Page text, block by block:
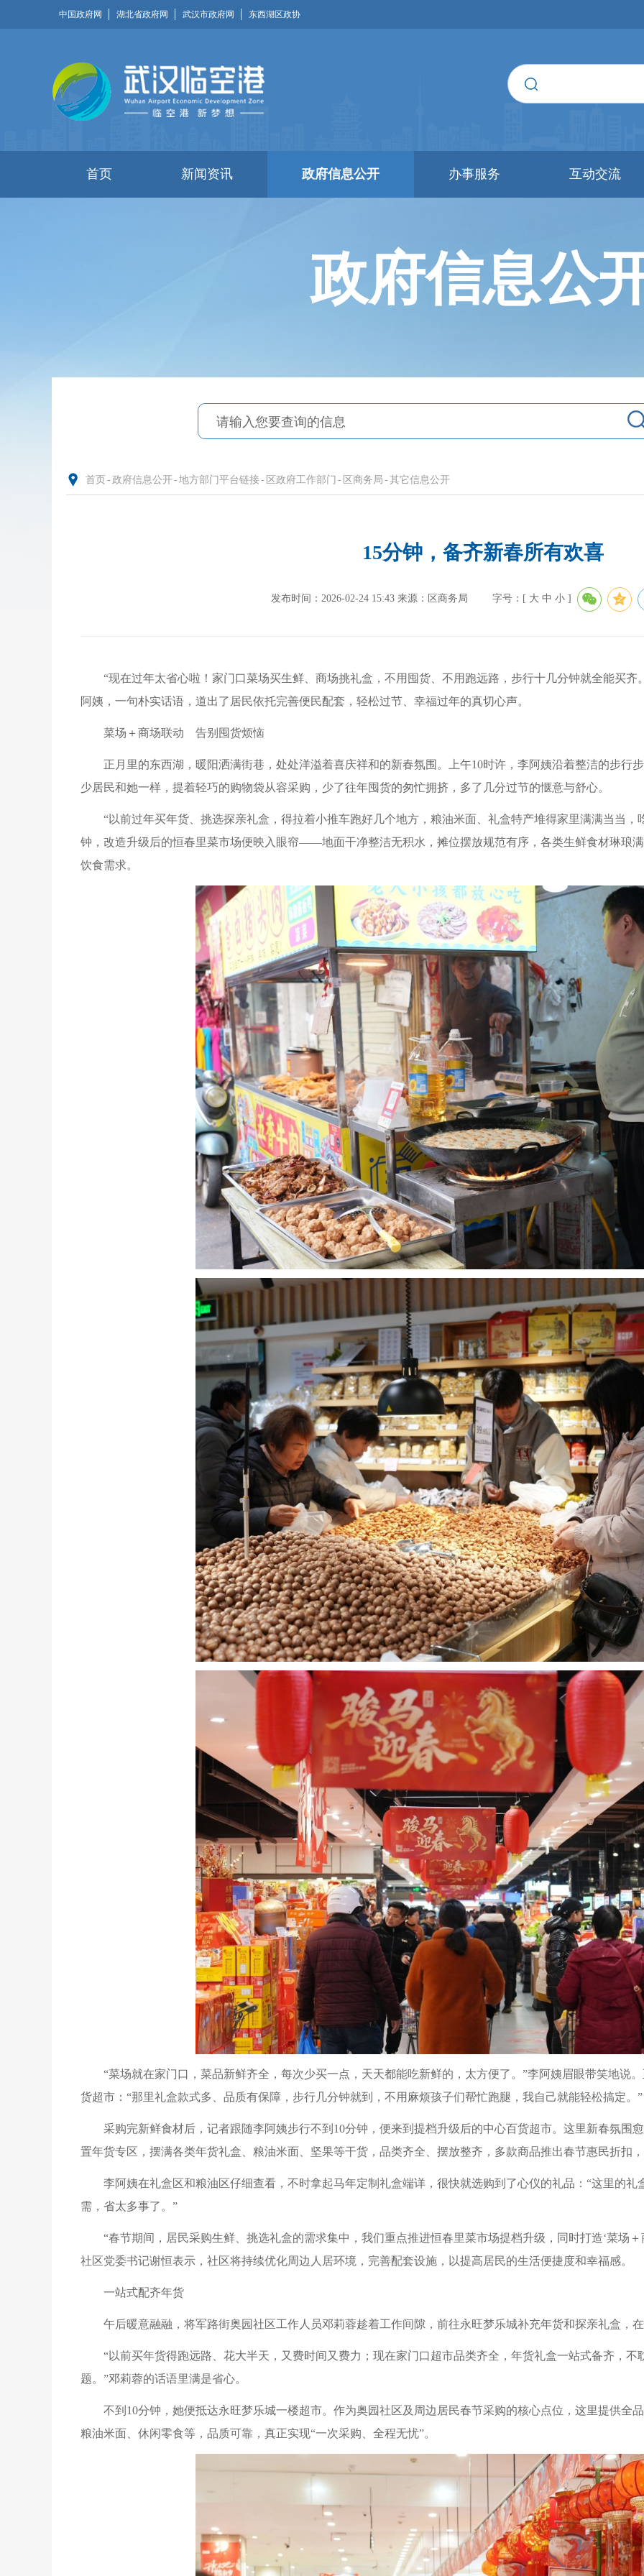
中国政府网 湖北省政府网 武汉市政府网 东西湖区政协
首页 新闻资讯 政府信息公开 办事服务 互动交流
政府信息公
首页 - 政府信息公开- 地方部门平台链接- 区政府工作部门 - 区商务局 - 其它信息公开
15分钟，备齐新春所有欢喜
发布时间：2026-02-24 15:43 来源：区商务局 字号：[ 大 中 小 ]
“现在过年太省心啦！家门口菜场买生鲜、商场挑礼盒，不用囤货、不用跑远路，步行十几分钟就全能买
阿姨，一句朴实话语，道出了居民依托完善便民配套，轻松过节、幸福过年的真切心声。
菜场＋商场联动 告别囤货烦恼
正月里的东西湖，暖阳洒满街巷，处处洋溢着喜庆祥和的新春氛围。上午10时许，李阿姨沿着整洁的步行
少居民和她一样，提着轻巧的购物袋从容采购，少了往年囤货的匆忙拥挤，多了几分过节的惬意与舒心。
“以前过年买年货、挑选探亲礼盒，得拉着小推车跑好几个地方，粮油米面、礼盒特产堆得家里满满当当
钟，改造升级后的恒春里菜市场便映入眼帘——地面干净整洁无积水，摊位摆放规范有序，各类生鲜食材琳琅
饮食需求。
“菜场就在家门口，菜品新鲜齐全，每次少买一点，天天都能吃新鲜的，太方便了。”李阿姨眉眼带笑地说
货超市：“那里礼盒款式多、品质有保障，步行几分钟就到，不用麻烦孩子们帮忙跑腿，我自己就能轻松搞定。”
采购完新鲜食材后，记者跟随李阿姨步行不到10分钟，便来到提档升级后的中心百货超市。这里新春氛围
置年货专区，摆满各类年货礼盒、粮油米面、坚果等干货，品类齐全、摆放整齐，多款商品推出春节惠民折扣
李阿姨在礼盒区和粮油区仔细查看，不时拿起马年定制礼盒端详，很快就选购到了心仪的礼品：“这里的
需，省太多事了。”
“春节期间，居民采购生鲜、挑选礼盒的需求集中，我们重点推进恒春里菜市场提档升级，同时打造‘菜场
社区党委书记谢恒表示，社区将持续优化周边人居环境，完善配套设施，以提高居民的生活便捷度和幸福感。
一站式配齐年货
午后暖意融融，将军路街奥园社区工作人员邓莉蓉趁着工作间隙，前往永旺梦乐城补充年货和探亲礼盒，
“以前买年货得跑远路、花大半天，又费时间又费力；现在家门口超市品类齐全，年货礼盒一站式备齐，
题。”邓莉蓉的话语里满是省心。
不到10分钟，她便抵达永旺梦乐城一楼超市。作为奥园社区及周边居民春节采购的核心点位，这里提供全
粮油米面、休闲零食等，品质可靠，真正实现“一次采购、全程无忧”。